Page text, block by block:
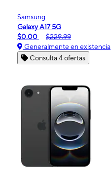
Samsung
Galaxy A17 5G
$0.00
$229.99
Generalmente en existencia
Consulta 4 ofertas